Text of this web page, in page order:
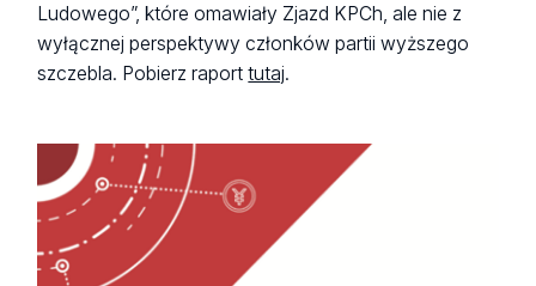
Ludowego”, które omawiały Zjazd KPCh, ale nie z
wyłącznej perspektywy członków partii wyższego
szczebla. Pobierz raporttutaj.